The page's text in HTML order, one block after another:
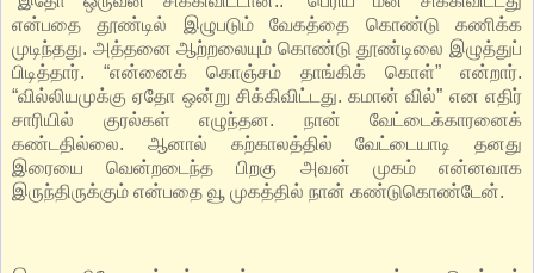
என்பதை தூண்டில் இழுபடும் வேகத்தை கொண்டு கணிக்க
முடிந்தது. அத்தனை ஆற்றலையும் கொண்டு தூண்டிலை இழுத்துப்
பிடித்தார். “என்னைக் கொஞ்சம் தாங்கிக் கொள்” என்றார்.
“வில்லியமுக்கு ஏதோ ஒன்று சிக்கிவிட்டது. கமான் வில்” என எதிர்
சாரியில் குரல்கள் எழுந்தன. நான் வேட்டைக்காரனைக்
கண்டதில்லை. ஆனால் கற்காலத்தில் வேட்டையாடி தனது
இரையை வென்றடைந்த பிறகு அவன் முகம் என்னவாக
இருந்திருக்கும் என்பதை வூ முகத்தில் நான் கண்டுகொண்டேன்.